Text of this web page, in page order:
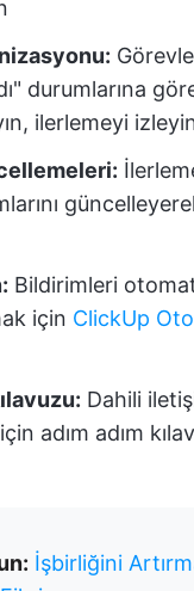
durumlarına
ilerlemeyi
Bildirimleri
için ClickUp
Dahili
adım adım
İşbirliğini